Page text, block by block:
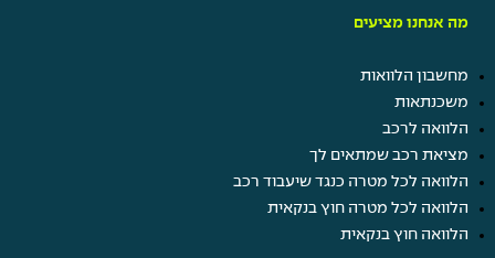
מה אנחנו מציעים
מחשבון הלוואות
משכנתאות
הלוואה לרכב
מציאת רכב שמתאים לך
הלוואה לכל מטרה כנגד שיעבוד רכב
הלוואה לכל מטרה חוץ בנקאית
הלוואה חוץ בנקאית